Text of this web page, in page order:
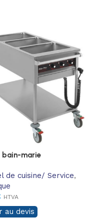
bain-marie
de cuisine/ Service,
HTVA
au devis